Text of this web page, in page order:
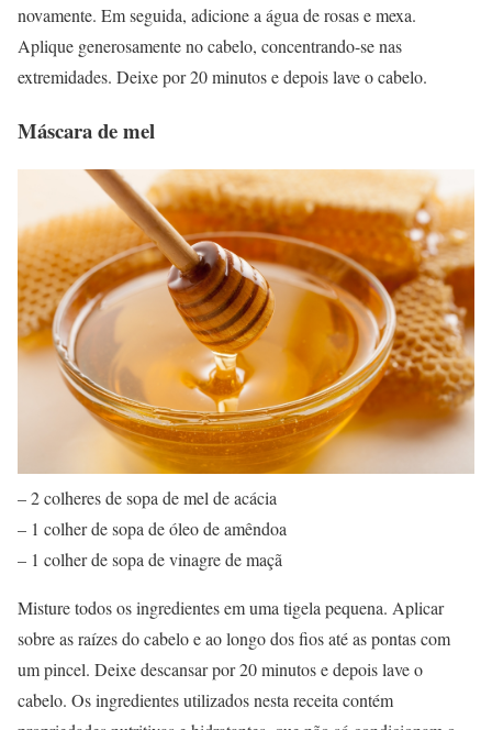
novamente. Em seguida, adicione a água de rosas e mexa.
Aplique generosamente no cabelo, concentrando-se nas
extremidades. Deixe por 20 minutos e depois lave o cabelo.
Máscara de mel
– 2 colheres de sopa de mel de acácia
– 1 colher de sopa de óleo de amêndoa
– 1 colher de sopa de vinagre de maçã
Misture todos os ingredientes em uma tigela pequena. Aplicar
sobre as raízes do cabelo e ao longo dos fios até as pontas com
um pincel. Deixe descansar por 20 minutos e depois lave o
cabelo. Os ingredientes utilizados nesta receita contém